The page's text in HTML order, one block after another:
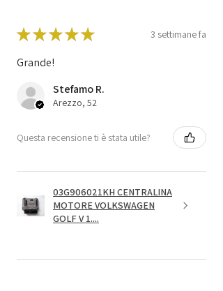
★★★★★ 3 settimane fa
Grande!
Stefamo R.
Arezzo, 52
Questa recensione ti è stata utile?
03G906021KH CENTRALINA
MOTORE VOLKSWAGEN
GOLF V 1....